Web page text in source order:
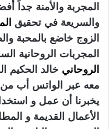
المجربة والأمنة جداً
والسريعة في تحقيق
الزوج خاضع بالمحبة
المجربات الروحانية
الروحاني خالد الحكيم
معه عبر الواتس أب من
يخبرنا أن عمل و
الأعمال القديمة و